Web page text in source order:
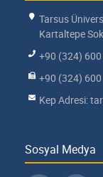
Tarsus
Kartaltepe
+90 (324)
+90 (324)
Kep Adresi:
Sosyal Medya